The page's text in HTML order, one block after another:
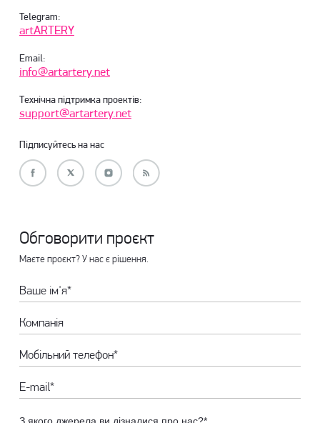
Telegram:
artARTERY
Email:
info@artartery.net
Технічна підтримка проектів:
support@artartery.net
Підписуйтесь на нас
Обговорити проєкт
Маєте проєкт? У нас є рішення.